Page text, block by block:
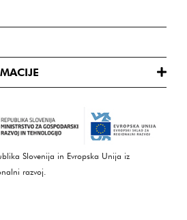
Slovenija in Evropska Unija iz
razvoj.